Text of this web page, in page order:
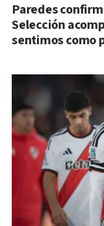
Paredes
Selección
sentimos como